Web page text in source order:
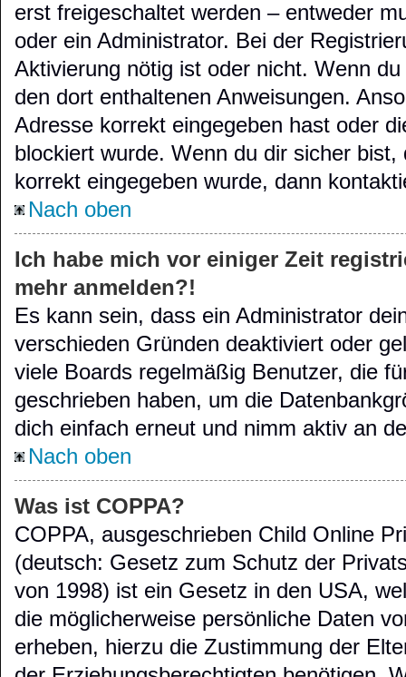
erst freigeschaltet werden – entweder
oder ein Administrator. Bei der
Aktivierung nötig ist oder nicht. Wenn
den dort enthaltenen Anweisungen.
Adresse korrekt eingegeben hast oder
blockiert wurde. Wenn du dir sicher
korrekt eingegeben wurde, dann
Nach oben
Ich habe mich vor einiger Zeit
mehr anmelden?!
Es kann sein, dass ein Administrator
verschieden Gründen deaktiviert oder
viele Boards regelmäßig Benutzer, die
geschrieben haben, um die
dich einfach erneut und nimm aktiv an
Nach oben
Was ist COPPA?
COPPA, ausgeschrieben Child Online
(deutsch: Gesetz zum Schutz der
von 1998) ist ein Gesetz in den USA,
die möglicherweise persönliche Daten
erheben, hierzu die Zustimmung der